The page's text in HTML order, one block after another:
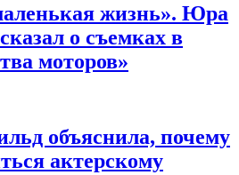
жизнь». Юра
о съемках в
моторов»
объяснила, почему
актерскому